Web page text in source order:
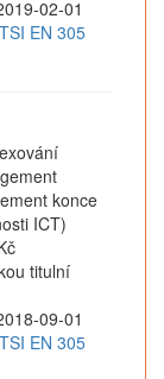
02-01
EN 305
konce
ICT)
titulní
09-01
EN 305